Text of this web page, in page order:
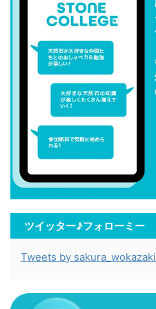
ツイッター♪フォローミー
Tweets by sakura_wokazaki